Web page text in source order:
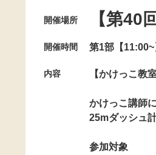
開催場所 【第
開催時間 第1部【
内容 【かけっこ教室
かけっこ講師
25mダッシュ
参加対象